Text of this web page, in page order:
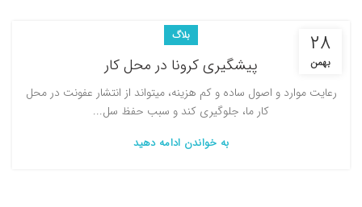
۲۸
بهمن
بلاگ
پیشگیری کرونا در محل کار
رعایت موارد و اصول ساده و کم هزینه، می­تواند از انتشار عفونت در محل
کار ما، جلوگیری کند و سبب حفظ سل...
به خواندن ادامه دهید